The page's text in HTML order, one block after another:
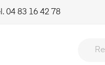
04 83 16 42 78